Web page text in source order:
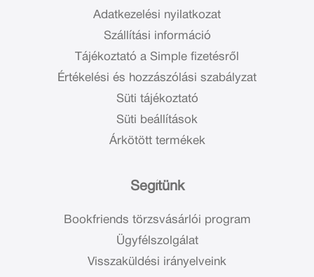
Adatkezelési nyilatkozat
Szállítási információ
Tájékoztató a Simple fizetésről
Értékelési és hozzászólási szabályzat
Süti tájékoztató
Süti beállítások
Árkötött termékek
Segítünk
Bookfriends törzsvásárlói program
Ügyfélszolgálat
Visszaküldési irányelveink